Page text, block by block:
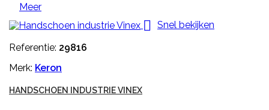
Meer
 Snel bekijken
Referentie: 29816
Merk: Keron
HANDSCHOEN INDUSTRIE VINEX